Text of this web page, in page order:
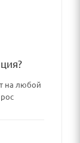
на любой